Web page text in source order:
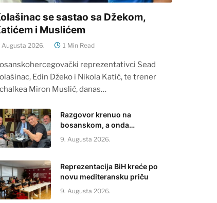
se sastao sa Džekom,
i Muslićem
Augusta 2026. 1 Min Read
reprezentativci Sead
Edin Džeko i Nikola Katić, te trener
Miron Muslić, danas…
Razgovor krenuo na
bosanskom, a onda…
9. Augusta 2026.
Reprezentacija BiH kreće po
novu mediteransku priču
9. Augusta 2026.